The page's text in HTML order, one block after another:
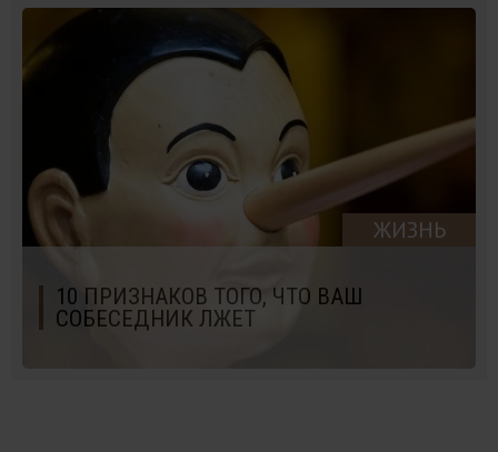
ЖИЗНЬ
10 ПРИЗНАКОВ ТОГО, ЧТО ВАШ
СОБЕСЕДНИК ЛЖЕТ